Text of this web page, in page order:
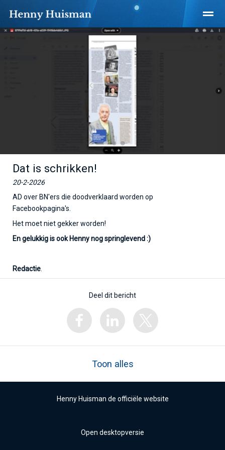
X
● ● ●
Dat is schrikken!
20-2-2026
AD over BN'ers die doodverklaard worden op
Facebookpagina's.
Het moet niet gekker worden!
En gelukkig is ook Henny nog springlevend :)
Redactie
Deel dit bericht
Toon alles
Henny Huisman de officiële website
Open desktopversie